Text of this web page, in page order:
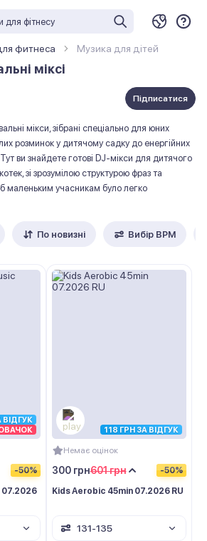
фитнеса Музика для дітей
міксі
Підписатися
мікси, зібрані спеціально для юних
розминок у дитячому садку до енергійних
Тут ви знайдете готові DJ-мікси для дитячого
зі зрозумілою структурою фраз та
маленьким учасникам було легко
По новизні Вибір ВРМ
ВІДГУК
-50%
07.2026
118 ГРН ЗА ВІДГУК
Немає оцінок
601 грн
300 грн -50%
Kids Aerobic 45min 07.2026 RU
131-135